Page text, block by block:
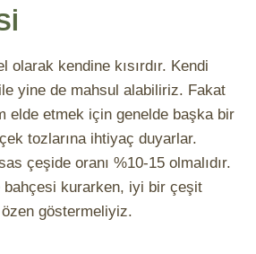
olarak kendine kısırdır. Kendi
yine de mahsul alabiliriz. Fakat
elde etmek için genelde başka bir
tozlarına ihtiyaç duyarlar.
çeşide oranı %10-15 olmalıdır.
bahçesi kurarken, iyi bir çeşit
özen göstermeliyiz.